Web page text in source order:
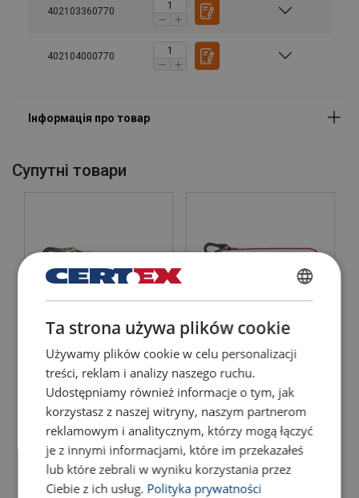
402103360770
402104000770
Маркування:
Температурний режим:
Покриття:
Cупутні товари
POWERTEX Амортизатор
P0624-1,5
Подивитись товар
POWERTEX Амортизатор
P0625-2,0
Подивитись товар
POLISH
ENGLISH TRANSLATION
Ta strona używa plików cookie
Używamy plików cookie w celu personalizacji
treści, reklam i analizy naszego ruchu.
Udostępniamy również informacje o tym, jak
korzystasz z naszej witryny, naszym partnerom
reklamowym i analitycznym, którzy mogą łączyć
je z innymi informacjami, które im przekazałeś
lub które zebrali w wyniku korzystania przez
Ciebie z ich usług. Polityka prywatności